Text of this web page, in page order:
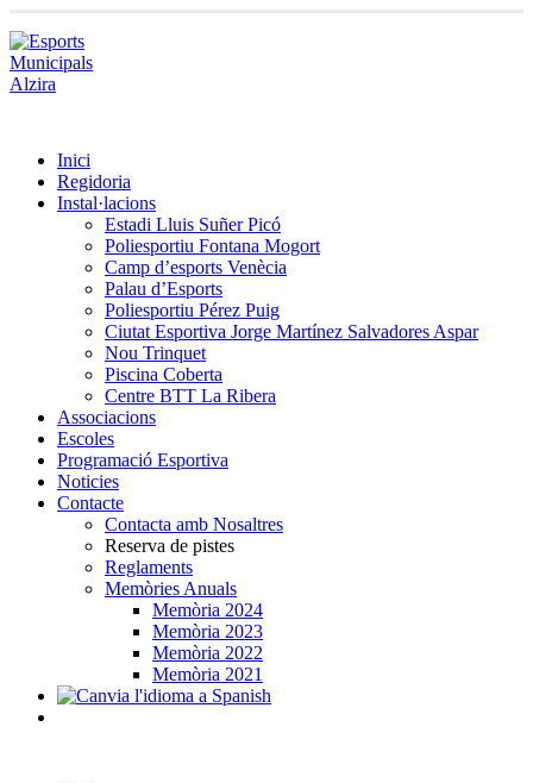
Inici
Regidoria
Instal·lacions
Estadi Lluis Suñer Picó
Poliesportiu Fontana Mogort
Camp d’esports Venècia
Palau d’Esports
Poliesportiu Pérez Puig
Ciutat Esportiva Jorge Martínez Salvadores Aspar
Nou Trinquet
Piscina Coberta
Centre BTT La Ribera
Associacions
Escoles
Programació Esportiva
Noticies
Contacte
Contacta amb Nosaltres
Reserva de pistes
Reglaments
Memòries Anuals
Memòria 2024
Memòria 2023
Memòria 2022
Memòria 2021